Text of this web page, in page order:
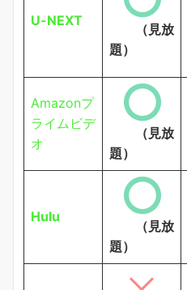
U-NEXT
（見放
題）
Amazonプ
ライムビデ
オ
（見放
題）
Hulu
（見放
題）